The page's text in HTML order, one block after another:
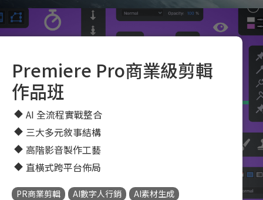
Premiere Pro商業級剪輯
作品班
AI 全流程實戰整合
三大多元敘事結構
高階影音製作工藝
直橫式跨平台佈局
PR商業剪輯 AI數字人行銷
AI素材生成